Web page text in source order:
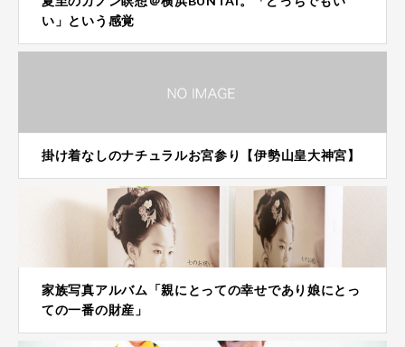
い」という感覚
掛け着なしのナチュラルお宮参り【伊勢山皇大神宮】
家族写真アルバム「親にとっての幸せであり娘にとっ
ての一番の財産」